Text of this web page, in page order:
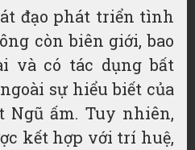
đạo phát triển tình
còn biên giới, bao
và có tác dụng bất
sự hiểu biết của
Ngũ ấm. Tuy nhiên,
kết hợp với trí huệ,